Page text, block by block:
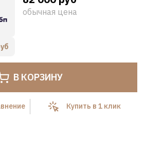
обычная цена
В КОРЗИНУ
Купить в 1 клик